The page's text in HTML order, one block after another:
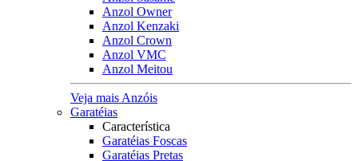
Anzol Owner
Anzol Kenzaki
Anzol Crown
Anzol VMC
Anzol Meitou
Veja mais Anzóis
Garatéias
Característica
Garatéias Foscas
Garatéias Pretas